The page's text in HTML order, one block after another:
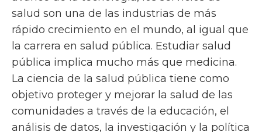
salud son una de las industrias de más
rápido crecimiento en el mundo, al igual que
la carrera en salud pública. Estudiar salud
pública implica mucho más que medicina.
La ciencia de la salud pública tiene como
objetivo proteger y mejorar la salud de las
comunidades a través de la educación, el
análisis de datos, la investigación y la política